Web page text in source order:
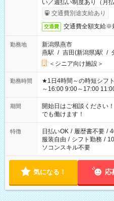
い／週払い制度あり（月
完了次第のお支払いとなり
交通費別途支給あり
交通費 交通費全額支給※
勤務地
新潟県燕市
燕駅 / 吉田(新潟県)駅 /
＜シニア向け施設＞
勤務時間
★1日4時間～の時短シフトOK ★スタート時間選べま
～16:00 9:00～17:00 11:00～
の場合、他のお仕事と合
せん ※法令に基づき、週
象となります ※労働者派
り、短時間・短期間の就
期間
開始日はご相談くださ
でも働けます！
特徴 日払いOK / 履歴書不要 /
服装自由 / シフト勤務 /
ソコンスキル不要
気になる！ 応